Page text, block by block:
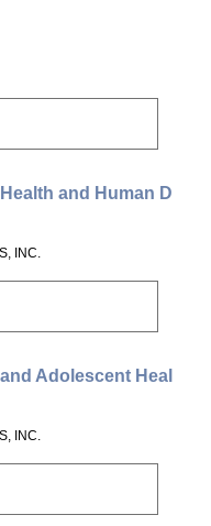
and Human D
INC.
Adolescent Heal
INC.